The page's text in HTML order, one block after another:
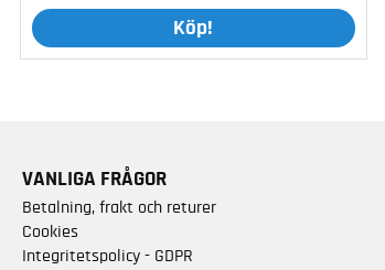
Köp!
VANLIGA FRÅGOR
Betalning, frakt och returer
Cookies
Integritetspolicy - GDPR